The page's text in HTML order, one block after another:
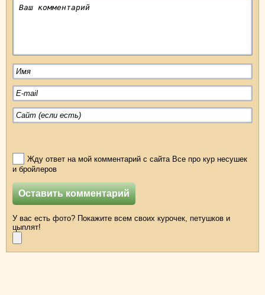
Жду ответ на мой комментарий с сайта Все про кур несушек
и бройлеров
У вас есть фото? Покажите всем своих курочек, петушков и
цыплят!